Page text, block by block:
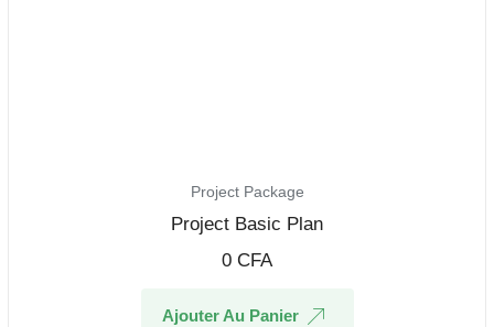
Project Package
Project Basic Plan
0 CFA
Ajouter Au Panier